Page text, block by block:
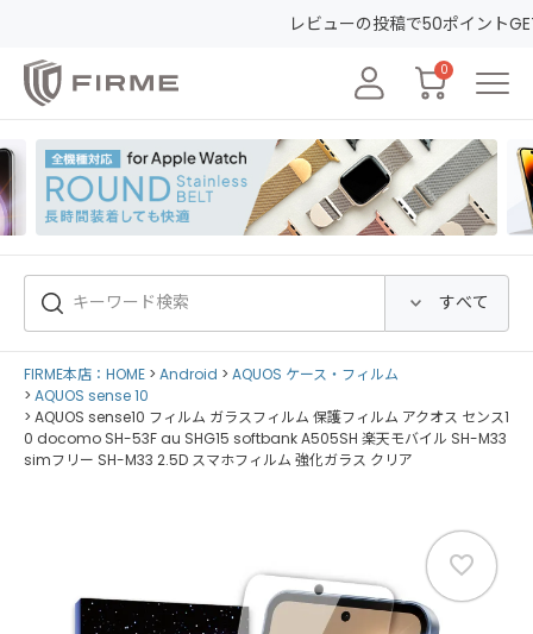
レビューの投稿で50ポイントGET&30日間安心保証！会員
0
FIRME本店：HOME Android
AQUOS ケース・フィルム
AQUOS sense 10
AQUOS sense10 フィルム ガラスフィルム 保護フィルム アクオス センス1
0 docomo SH-53F au SHG15 softbank A505SH 楽天モバイル SH-M33
simフリー SH-M33 2.5D スマホフィルム 強化ガラス クリア